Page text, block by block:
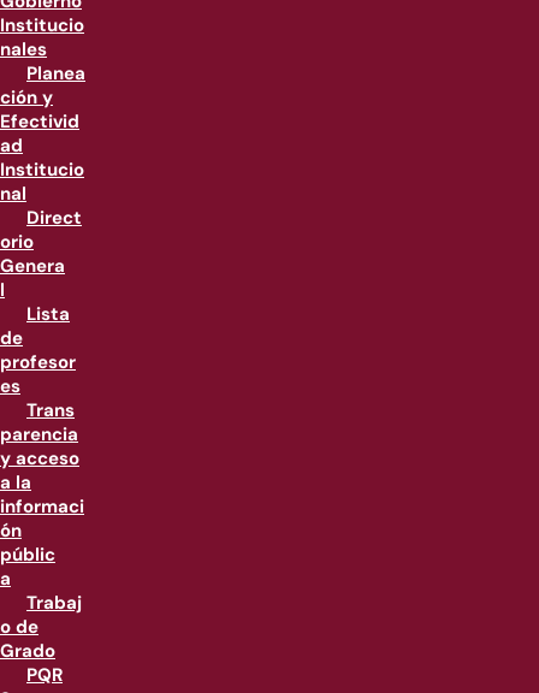
Institucio
nales
Planea
ción y
Efectivid
ad
Institucio
nal
Direct
orio
Genera
l
Lista
de
profesor
es
Trans
parencia
y acceso
a la
informaci
ón
públic
a
Trabaj
o de
Grado
PQR